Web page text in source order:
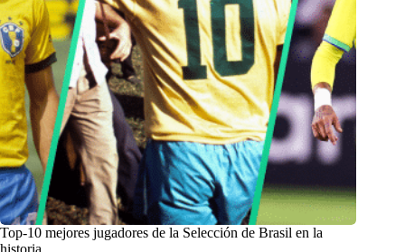
Top-10 mejores jugadores de la Selección de Brasil en la